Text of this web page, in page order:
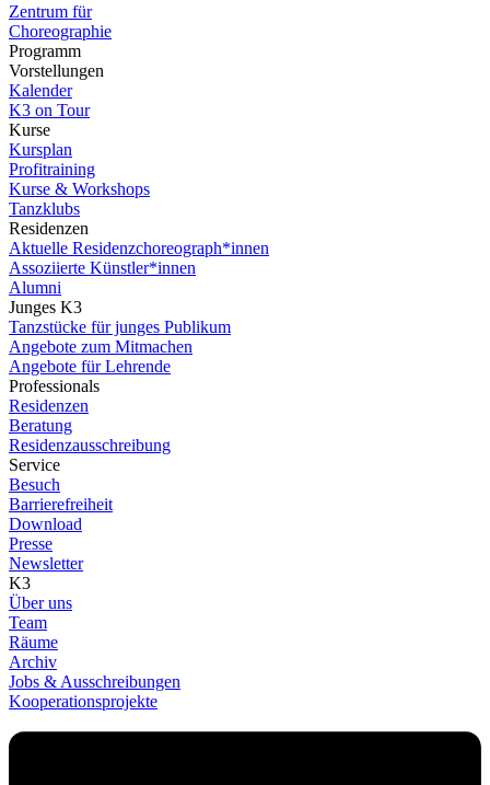
Zentrum für
Choreographie
Programm
Vorstellungen
Kalender
K3 on Tour
Kurse
Kursplan
Profitraining
Kurse & Workshops
Tanzklubs
Residenzen
Aktuelle Residenzchoreograph*innen
Assoziierte Künstler*innen
Alumni
Junges K3
Tanzstücke für junges Publikum
Angebote zum Mitmachen
Angebote für Lehrende
Professionals
Residenzen
Beratung
Residenzausschreibung
Service
Besuch
Barrierefreiheit
Download
Presse
Newsletter
K3
Über uns
Team
Räume
Archiv
Jobs & Ausschreibungen
Kooperationsprojekte